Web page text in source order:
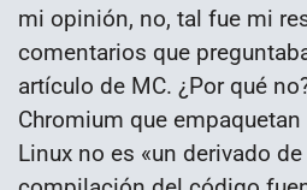
mi opinión, no, tal fue mi
comentarios que
artículo de MC. ¿Por qué
Chromium que
Linux no es «un derivado